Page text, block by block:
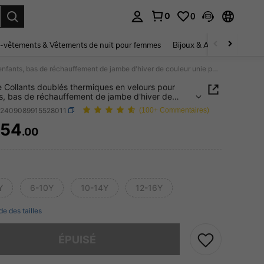
0 0
vêtements & Vêtements de nuit pour femmes Bijoux & Accessoires pour
1 pièce Collants doublés thermiques en velours pour enfants, bas de réchauffement de jambe d'hiver de couleur unie pour la danse
Collants doublés thermiques en velours pour
bas de réchauffement de jambe d'hiver de
unie pour la danse
(100+ Commentaires)
AND AVAILABILITY
.00
6-10Y 10-14Y 12-16Y
des tailles